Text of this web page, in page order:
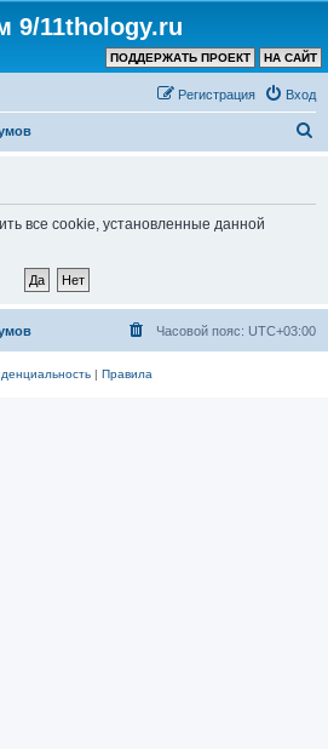
9/11thology.ru
НА САЙТ
ПОДДЕРЖАТЬ ПРОЕКТ
Вход
Регистрация
все cookie, установленные данной
Часовой пояс: UTC+03:00
| Правила